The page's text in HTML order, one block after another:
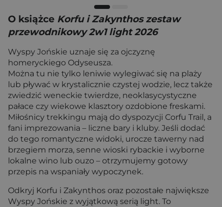
O książce Korfu i Zakynthos zestaw
przewodnikowy 2w1 light 2026
Wyspy Jońskie uznaje się za ojczyznę
homeryckiego Odyseusza.
Można tu nie tylko leniwie wylegiwać się na plaży
lub pływać w krystalicznie czystej wodzie, lecz także
zwiedzić weneckie twierdze, neoklasycystyczne
pałace czy wiekowe klasztory ozdobione freskami.
Miłośnicy trekkingu mają do dyspozycji Corfu Trail, a
fani imprezowania – liczne bary i kluby. Jeśli dodać
do tego romantyczne widoki, urocze tawerny nad
brzegiem morza, senne wioski rybackie i wyborne
lokalne wino lub ouzo – otrzymujemy gotowy
przepis na wspaniały wypoczynek.
Odkryj Korfu i Zakynthos oraz pozostałe największe
Wyspy Jońskie z wyjątkową serią light. To